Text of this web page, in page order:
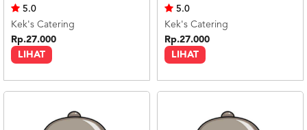
LIHAT
5.0
Kek's Catering
Rp.27.000
LIHAT
5.0
Kek's Catering
Rp.27.000